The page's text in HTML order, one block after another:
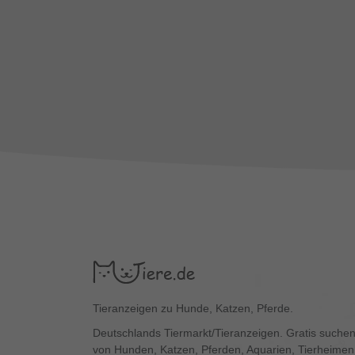
Tieranzeigen zu Hunde, Katzen, Pferde.
Deutschlands Tiermarkt/Tieranzeigen. Gratis
von Hunden, Katzen, Pferden, Aquarien,